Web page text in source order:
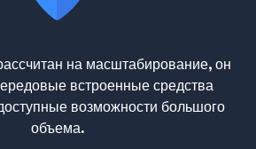
на масштабирование, он
встроенные средства
возможности большого
объема.